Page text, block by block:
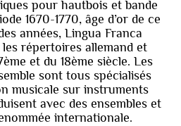
pour hautbois et bande
1670-1770, âge d’or de ce
années, Lingua Franca
répertoires allemand et
et du 18ème siècle. Les
sont tous spécialisés
musicale sur instruments
avec des ensembles et
internationale.